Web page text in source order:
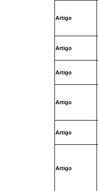
Artigo
Artigo
Artigo
Artigo
Artigo
Artigo